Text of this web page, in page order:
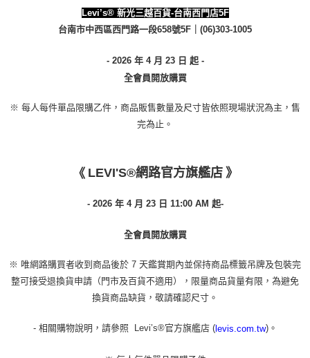
Levi’s® 新光三越百貨-台南西門店5F
台南市中西區西門路一段658號5F｜(06)303-1005
- 2026 年 4 月 23 日 起 -
全會員開放購買
※ 每人每件單品限購乙件，商品販售數量及尺寸皆依照現場狀況為主，售
完為止。
《 LEVI'S®網路官方旗艦店 》
- 2026 年 4 月 23 日 11:00 AM 起-
全會員開放購買
※ 唯網路購買者收到商品後於 7 天鑑賞期內並保持商品標籤吊牌及包裝完
整可接受退換貨申請（門市及百貨不適用），限量商品貨量有限，為避免
換貨商品缺貨，敬請確認尺寸。
- 相關購物說明，請參照 Levi’s®官方旗艦店 (levis.com.tw)。